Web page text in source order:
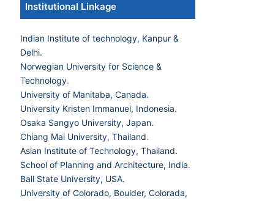
Institutional Linkage
Indian Institute of technology, Kanpur &
Delhi.
Norwegian University for Science &
Technology.
University of Manitaba, Canada.
University Kristen Immanuel, Indonesia.
Osaka Sangyo University, Japan.
Chiang Mai University, Thailand.
Asian Institute of Technology, Thailand.
School of Planning and Architecture, India.
Ball State University, USA.
University of Colorado, Boulder, Colorada,